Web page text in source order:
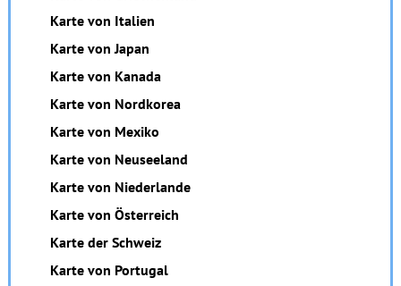
Karte von Italien
Karte von Japan
Karte von Kanada
Karte von Nordkorea
Karte von Mexiko
Karte von Neuseeland
Karte von Niederlande
Karte von Österreich
Karte der Schweiz
Karte von Portugal